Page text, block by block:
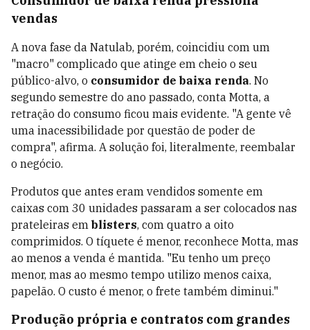
vendas
A nova fase da Natulab, porém, coincidiu com um
"macro" complicado que atinge em cheio o seu
público-alvo, o consumidor de baixa renda. No
segundo semestre do ano passado, conta Motta, a
retração do consumo ficou mais evidente. "A gente vê
uma inacessibilidade por questão de poder de
compra", afirma. A solução foi, literalmente, reembalar
o negócio.
Produtos que antes eram vendidos somente em
caixas com 30 unidades passaram a ser colocados nas
prateleiras em blisters, com quatro a oito
comprimidos. O tíquete é menor, reconhece Motta, mas
ao menos a venda é mantida. "Eu tenho um preço
menor, mas ao mesmo tempo utilizo menos caixa,
papelão. O custo é menor, o frete também diminui."
Produção própria e contratos com grandes